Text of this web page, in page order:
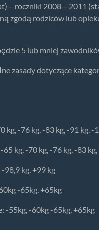
– roczniki 2008 – 2011
zgodą rodziców lub
5 lub mniej
zasady dotyczące
kg, -76 kg, -83 kg, -91 kg, -
kg, -70 kg, -76 kg, -83
98,9 kg, +99 kg
-65kg, +65kg
-55kg, -60kg -65kg, +65kg